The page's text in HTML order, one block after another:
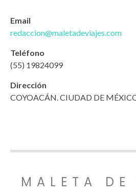
Email
redaccion@maletadeviajes.com
Teléfono
(55) 19824099
Dirección
COYOACÁN. CIUDAD DE
MALETA DE